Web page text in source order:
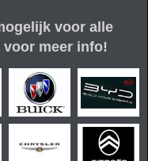
voor alle
meer info!